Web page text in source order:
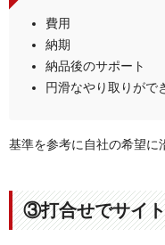
費用
納期
納品後のサポート
円滑なやり取りがで
基準を参考に自社の希望に
③打合せでサイ